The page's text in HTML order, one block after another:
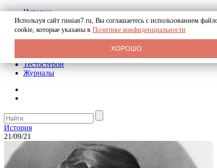
История
Биография
Криминал
Реклама на сайте
Тестостерон
Журналы
История
21/09/21
Используя сайт russian7.ru, Вы соглашаетесь с использованием
cookie, которые указаны в Политике конфиденциальности
ХОРОШО